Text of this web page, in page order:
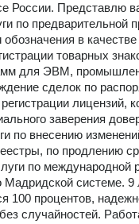
России. Представлю
по предварительной
в качестве
товарных
для ЭВМ,
сделок по
лицензий,
заверения
по внесению
по продлению
по международной
Мадридской системе. 9
100 процентов,
случайностей.